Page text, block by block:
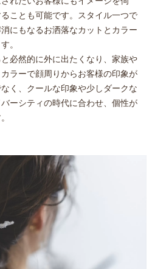
ことも可能です。スタイル一つで
にもなるお洒落なカットとカラー
。
必然的に外に出たくなり、家族や
ラーで顔周りからお客様の印象が
く、クールな印象や少しダークな
ーシティの時代に合わせ、個性が